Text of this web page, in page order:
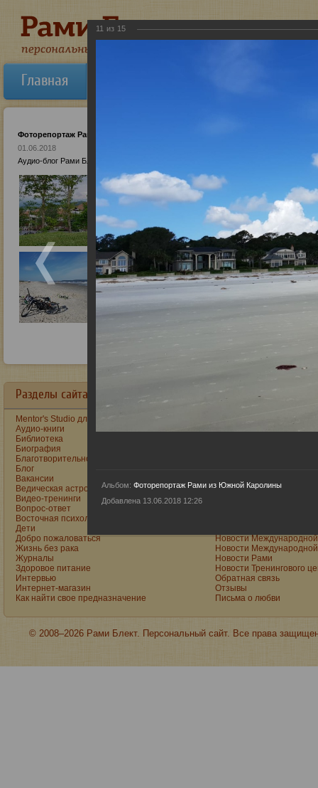
Главная
Фоторепортаж Рами из Южной Каролины
01.06.2018
Аудио-блог Рами Блекта от 1 июня 2018 Открытие прекрасной Южной Каролины
Разделы сайта в алфавитном порядке:
Mentor's Studio для детей и подростков
Аудио-книги
Библиотека
Биография
Благотворительность
Блог
Вакансии
Ведическая астропсихология
Видео-тренинги
Вопрос-ответ
Восточная психология
Дети
Добро пожаловаться
Жизнь без рака
Журналы
Здоровое питание
Интервью
Интернет-магазин
Как найти свое предназначение
Лунный календарь
Новости
Новости
Новости Рами
Новости Тренингового
Обратная связь
Отзывы
Письма о любви
© 2008–2026 Рами Блект. Персональный сайт. Все права
11 из 15
Альбом: Фоторепортаж Рами из Южной Каролины
Добавлена 13.06.2018 12:26